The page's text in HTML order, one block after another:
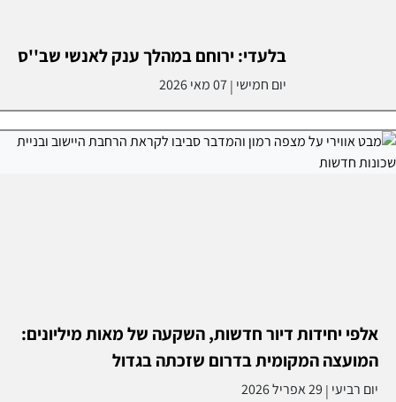
בלעדי: ירוחם במהלך ענק לאנשי שב''ס
יום חמישי |07 מאי 2026
אלפי יחידות דיור חדשות, השקעה של מאות מיליונים:
המועצה המקומית בדרום שזכתה בגדול
יום רביעי | 29 אפריל 2026